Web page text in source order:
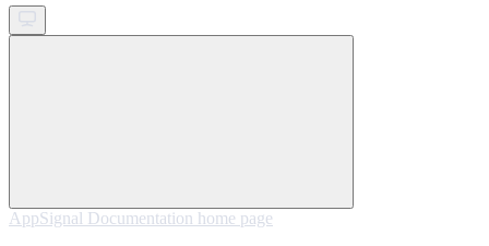
AppSignal Documentation home page